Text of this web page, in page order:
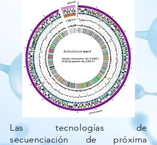
Las tecnologías de
secuenciación de próxima